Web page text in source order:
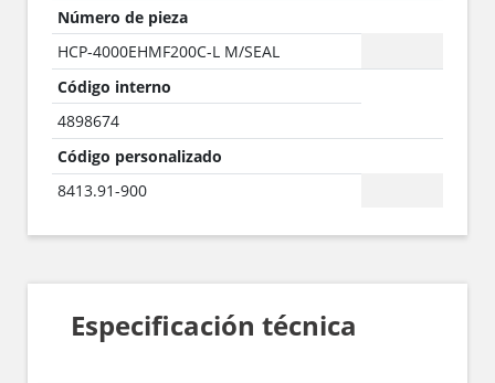
Número de pieza
HCP-4000EHMF200C-L M/SEAL
Código interno
4898674
Código personalizado
8413.91-900
Especificación técnica